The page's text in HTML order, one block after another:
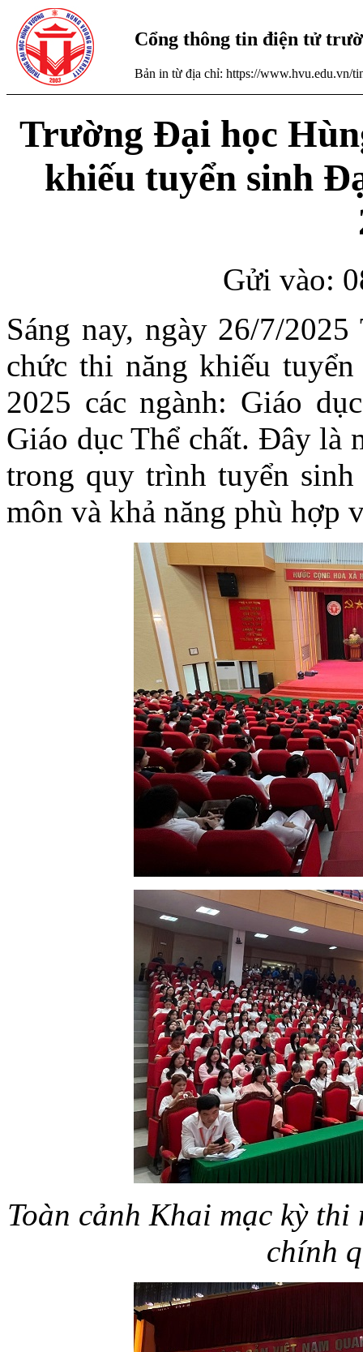
Cổng thông tin điện tử
Bản in từ địa chỉ: https://www.hvu.edu.vn/
Trường Đại học
khiếu tuyển sinh
Gửi vào:
Sáng nay, ngày 26/7/
chức thi năng khiếu
2025 các ngành: Giáo
Giáo dục Thể chất. Đây là
trong quy trình tuyển sinh
môn và khả năng phù hợp
Toàn cảnh Khai mạc kỳ
chính